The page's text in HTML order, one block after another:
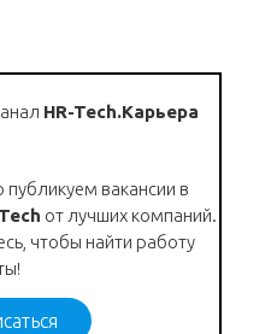
HR-Tech.Карьера
вакансии в
от лучших компаний.
чтобы найти работу